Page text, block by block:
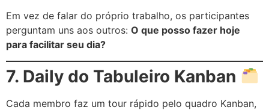
Em vez de falar do próprio trabalho, os participantes
perguntam uns aos outros: O que posso fazer hoje
para facilitar seu dia?
7. Daily do Tabuleiro Kanban
Cada membro faz um tour rápido pelo quadro Kanban,